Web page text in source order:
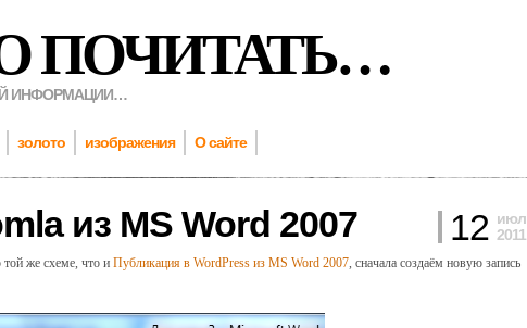
ПОЧИТАТЬ…
ИНФОРМАЦИИ…
золото изображения О сайте
из MS Word 2007 12 июл
2011
же схеме, что и Публикация в WordPress из MS Word 2007, сначала создаём новую запись